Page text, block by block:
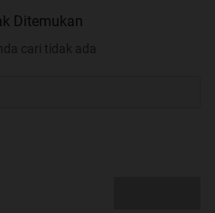
Ditemukan
cari tidak ada